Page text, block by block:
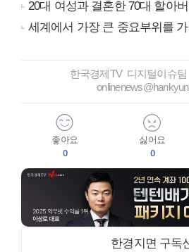
20대 여성과 결혼한 70대 할아
세계에서 가장 큰 중요부위를
한국경제TV 디지털이슈
좋아요
0
싫어요
0
한경지면 구독